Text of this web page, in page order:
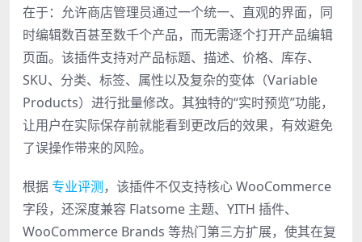
在于：允许商店管理员通过一个统一、直观的界面，同
时编辑数百甚至数千个产品，而无需逐个打开产品编辑
页面。该插件支持对产品标题、描述、价格、库存、
SKU、分类、标签、属性以及复杂的变体（Variable
Products）进行批量修改。其独特的“实时预览”功能，
让用户在实际保存前就能看到更改后的效果，有效避免
了误操作带来的风险。
根据专业评测，该插件不仅支持核心 WooCommerce
字段，还深度兼容 Flatsome 主题、YITH 插件、
WooCommerce Brands 等热门第三方扩展，使其在复